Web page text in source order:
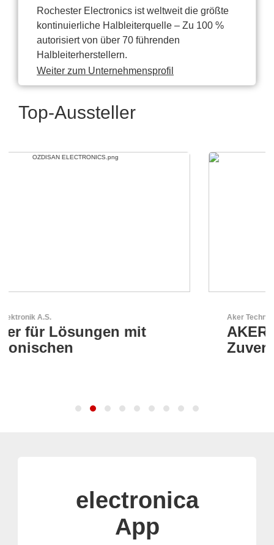
Rochester Electronics ist weltweit die größte
kontinuierliche Halbleiterquelle – Zu 100 %
autorisiert von über 70 führenden
Halbleiterherstellern.
Weiter zum Unternehmensprofil
Top-Aussteller
AKER: Wo Präzision auf
Zuverlässigkeit trifft
electronica
App